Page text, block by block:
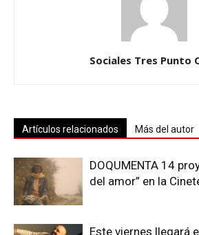
Sociales Tres Punto
Artículos relacionados Más del autor
DOQUMENTA 14
del amor” en la
Este viernes llegará